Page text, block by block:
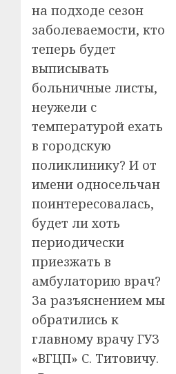
на подходе сезон
заболеваемости, кто
теперь будет
выписывать
больничные листы,
неужели с
температурой ехать
в городскую
поликлинику? И от
имени односельчан
поинтересовалась,
будет ли хоть
периодически
приезжать в
амбулаторию врач?
За разъяснением мы
обратились к
главному врачу ГУЗ
«ВГЦП» С. Титовичу.